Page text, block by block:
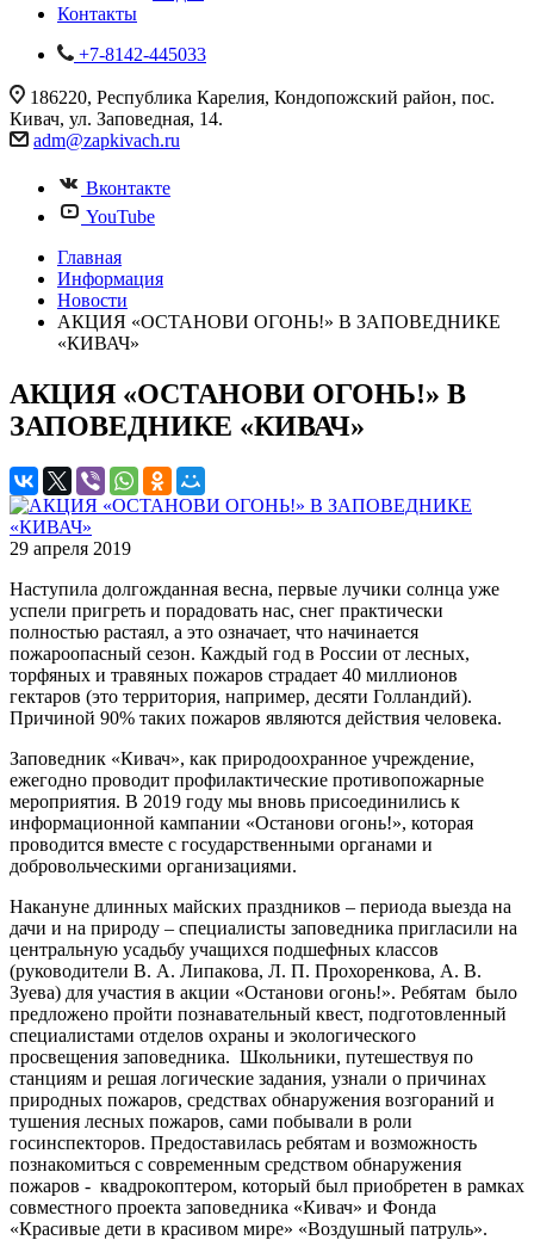
Контакты
+7-8142-445033
186220, Республика Карелия, Кондопожский район, пос.
Кивач, ул. Заповедная, 14.
adm@zapkivach.ru
Вконтакте
YouTube
Главная
Информация
Новости
АКЦИЯ «ОСТАНОВИ ОГОНЬ!» В ЗАПОВЕДНИКЕ
«КИВАЧ»
АКЦИЯ «ОСТАНОВИ ОГОНЬ!» В
ЗАПОВЕДНИКЕ «КИВАЧ»
29 апреля 2019
Наступила долгожданная весна, первые лучики солнца уже
успели пригреть и порадовать нас, снег практически
полностью растаял, а это означает, что начинается
пожароопасный сезон. Каждый год в России от лесных,
торфяных и травяных пожаров страдает 40 миллионов
гектаров (это территория, например, десяти Голландий).
Причиной 90% таких пожаров являются действия человека.
Заповедник «Кивач», как природоохранное учреждение,
ежегодно проводит профилактические противопожарные
мероприятия. В 2019 году мы вновь присоединились к
информационной кампании «Останови огонь!», которая
проводится вместе с государственными органами и
добровольческими организациями.
Накануне длинных майских праздников – периода выезда на
дачи и на природу – специалисты заповедника пригласили на
центральную усадьбу учащихся подшефных классов
(руководители В. А. Липакова, Л. П. Прохоренкова, А. В.
Зуева) для участия в акции «Останови огонь!». Ребятам было
предложено пройти познавательный квест, подготовленный
специалистами отделов охраны и экологического
просвещения заповедника. Школьники, путешествуя по
станциям и решая логические задания, узнали о причинах
природных пожаров, средствах обнаружения возгораний и
тушения лесных пожаров, сами побывали в роли
госинспекторов. Предоставилась ребятам и возможность
познакомиться с современным средством обнаружения
пожаров - квадрокоптером, который был приобретен в рамках
совместного проекта заповедника «Кивач» и Фонда
«Красивые дети в красивом мире» «Воздушный патруль».